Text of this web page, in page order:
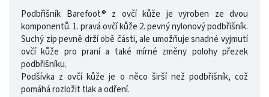
Podbřišník Barefoot® z ovčí kůže je vyroben ze dvou
komponentů. 1. pravá ovčí kůže 2. pevný nylonový podbřišník.
Suchý zip pevně drží obě části, ale umožňuje snadné vyjmutí
ovčí kůže pro praní a také mírné změny polohy přezek
podbřišníku.
Podšívka z ovčí kůže je o něco širší než podbřišník, což
pomáhá rozložit tlak a odření.